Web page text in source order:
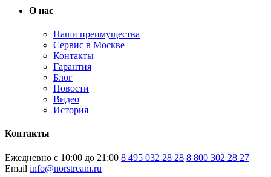
О нас
Наши преимущества
Сервис в Москве
Контакты
Гарантия
Блог
Новости
Видео
История
Контакты
Ежедневно с 10:00 до 21:00 8 495 032 28 28 8 800 302 28 27
Email info@norstream.ru